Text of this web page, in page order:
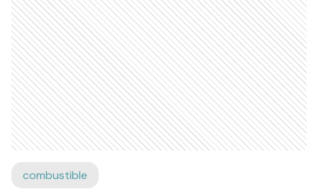
combustible